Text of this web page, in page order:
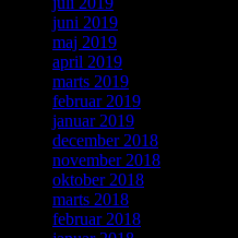
juni 2019
maj 2019
april 2019
marts 2019
februar 2019
januar 2019
december 2018
november 2018
oktober 2018
marts 2018
februar 2018